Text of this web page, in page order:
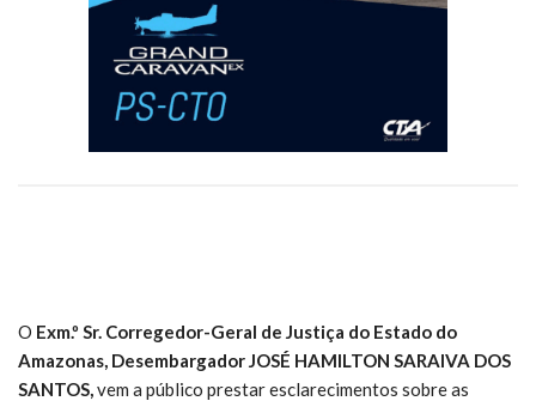
O Exm.º Sr. Corregedor-Geral de Justiça do Estado do
Amazonas, Desembargador JOSÉ HAMILTON SARAIVA DOS
SANTOS,vem a público prestar esclarecimentos sobre as